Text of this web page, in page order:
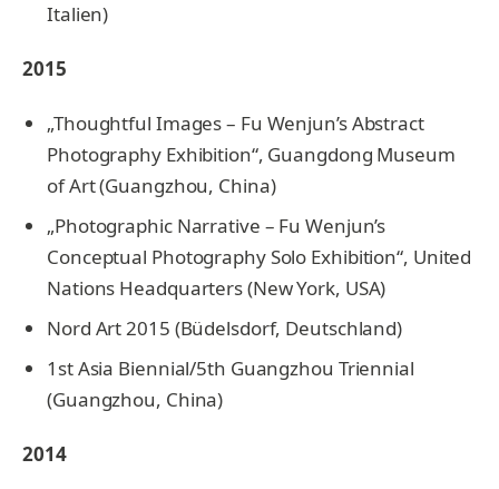
Italien)
2015
„Thoughtful Images – Fu Wenjun’s Abstract
Photography Exhibition“, Guangdong Museum
of Art (Guangzhou, China)
„Photographic Narrative – Fu Wenjun’s
Conceptual Photography Solo Exhibition“, United
Nations Headquarters (New York, USA)
Nord Art 2015 (Büdelsdorf, Deutschland)
1st Asia Biennial/5th Guangzhou Triennial
(Guangzhou, China)
2014